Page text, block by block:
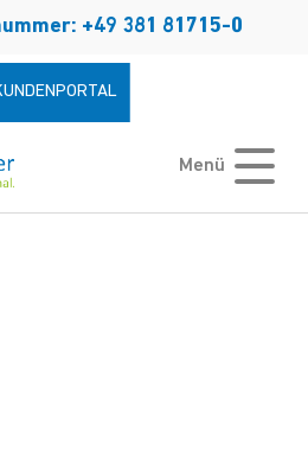
+49 381 81715-0
Menü